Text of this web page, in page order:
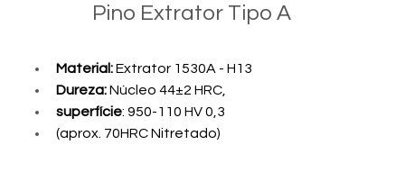
Pino Extrator Tipo A
Material: Extrator 1530A - H13
Dureza: Núcleo 44±2 HRC,
superfície: 950-110 HV 0,3
(aprox. 70HRC Nitretado)